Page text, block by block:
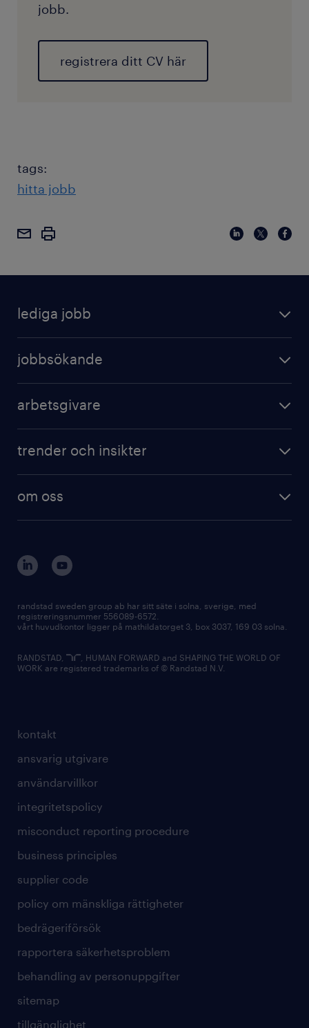
jobb.
registrera ditt CV här
tags:
hitta jobb
lediga jobb
jobbsökande
arbetsgivare
trender och insikter
om oss
kontakt
ansvarig utgivare
användarvillkor
integritetspolicy
misconduct reporting procedure
business principles
supplier code
policy om mänskliga rättigheter
bedrägeriförsök
rapportera säkerhetsproblem
behandling av personuppgifter
sitemap
tillgänglighet
randstad sweden group ab har sitt säte i solna, sverige, med
registreringsnummer 556089-6572.
vårt huvudkontor ligger på mathildatorget 3, box 3037, 169 03 solna.
RANDSTAD,
, HUMAN FORWARD and SHAPING THE WORLD OF
WORK are registered trademarks of © Randstad N.V.